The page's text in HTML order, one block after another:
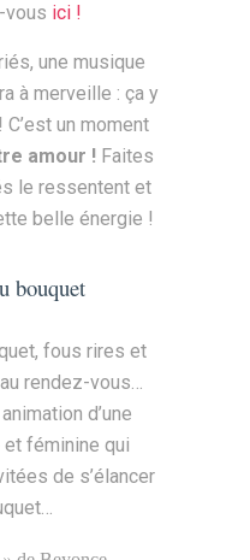
vous ici !
une musique
à merveille : ça y
un moment
amour ! Faites
le ressentent et
belle énergie !
bouquet
fous rires et
rendez-vous…
d’une
féminine qui
de s’élancer